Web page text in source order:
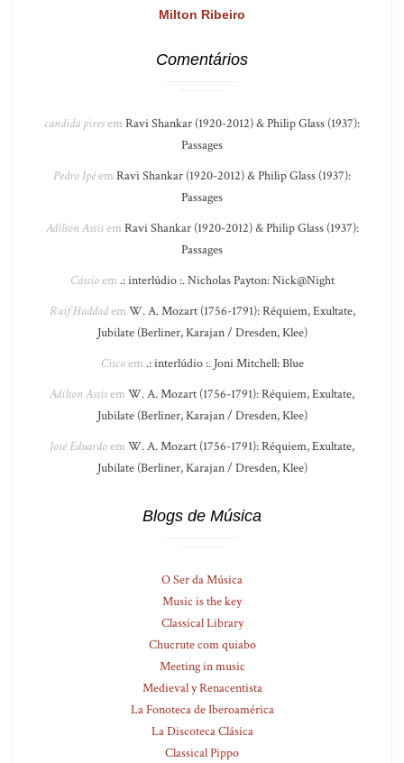
Milton Ribeiro
Comentários
candida piresem Ravi Shankar (1920-2012) & Philip Glass (1937):
Passages
Pedro Ipêem Ravi Shankar (1920-2012) & Philip Glass (1937):
Passages
Adilson Assisem Ravi Shankar (1920-2012) & Philip Glass (1937):
Passages
Cássioem .: interlúdio :. Nicholas Payton: Nick@Night
Raif Haddadem W. A. Mozart (1756-1791): Réquiem, Exultate,
Jubilate (Berliner, Karajan / Dresden, Klee)
Ciscoem .: interlúdio :. Joni Mitchell: Blue
Adilson Assisem W. A. Mozart (1756-1791): Réquiem, Exultate,
Jubilate (Berliner, Karajan / Dresden, Klee)
José Eduardoem W. A. Mozart (1756-1791): Réquiem, Exultate,
Jubilate (Berliner, Karajan / Dresden, Klee)
Blogs de Música
O Ser da Música
Music is the key
Classical Library
Chucrute com quiabo
Meeting in music
Medieval y Renacentista
La Fonoteca de Iberoamérica
La Discoteca Clásica
Classical Pippo